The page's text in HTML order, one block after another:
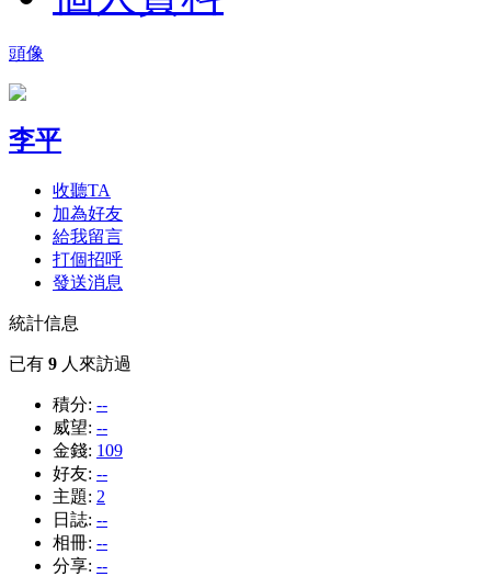
頭像
李平
收聽TA
加為好友
給我留言
打個招呼
發送消息
統計信息
已有 9 人來訪過
積分: --
威望: --
金錢: 109
好友: --
主題: 2
日誌: --
相冊: --
分享: --